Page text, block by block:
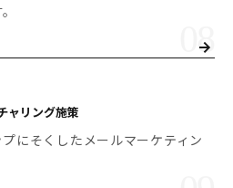
ャリング施策
にそくしたメールマーケティン